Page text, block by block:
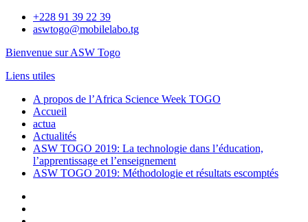
Skip
+228 91 39 22 39
aswtogo@mobilelabo.tg
Bienvenue sur ASW Togo
Liens utiles
A propos de l’Africa Science Week TOGO
Accueil
actua
Actualités
ASW TOGO 2019: La technologie dans l’éducation,
l’apprentissage et l’enseignement
ASW TOGO 2019: Méthodologie et résultats escomptés